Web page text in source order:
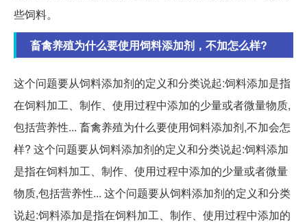
些饲料。
畜禽养殖为什么要使用饲料添加剂，不加怎么样?
这个问题要从饲料添加剂的定义和分类说起:饲料添加是指
在饲料加工、制作、使用过程中添加的少量或者微量物质,
包括营养性... 畜禽养殖为什么要使用饲料添加剂,不加会怎
样? 这个问题要从饲料添加剂的定义和分类说起:饲料添加
是指在饲料加工、制作、使用过程中添加的少量或者微量
物质,包括营养性... 这个问题要从饲料添加剂的定义和分类
说起:饲料添加是指在饲料加工、制作、使用过程中添加的